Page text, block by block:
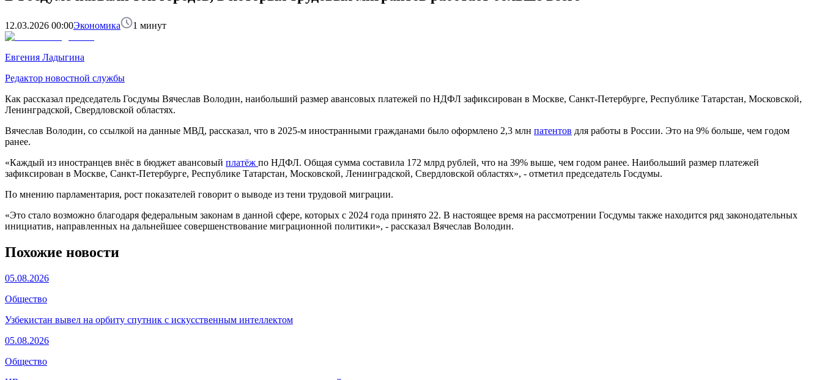
12.03.2026 00:00Экономика 1 минут
Евгения Ладыгина
Редактор новостной службы
Как рассказал председатель Госдумы Вячеслав Володин, наибольший размер авансовых платежей по НДФЛ зафиксирован в Москве, Санкт-Петербурге, Республике Татарстан, Московской,
Ленинградской, Свердловской областях.
Вячеслав Володин, со ссылкой на данные МВД, рассказал, что в 2025-м иностранными гражданами было оформлено 2,3 млн патентов для работы в России. Это на 9% больше, чем годом
ранее.
«Каждый из иностранцев внёс в бюджет авансовый платёж по НДФЛ. Общая сумма составила 172 млрд рублей, что на 39% выше, чем годом ранее. Наибольший размер платежей
зафиксирован в Москве, Санкт-Петербурге, Республике Татарстан, Московской, Ленинградской, Свердловской областях», - отметил председатель Госдумы.
По мнению парламентария, рост показателей говорит о выводе из тени трудовой миграции.
«Это стало возможно благодаря федеральным законам в данной сфере, которых с 2024 года принято 22. В настоящее время на рассмотрении Госдумы также находится ряд законодательных
инициатив, направленных на дальнейшее совершенствование миграционной политики», - рассказал Вячеслав Володин.
Похожие новости
05.08.2026
Общество
Узбекистан вывел на орбиту спутник с искусственным интеллектом
05.08.2026
Общество